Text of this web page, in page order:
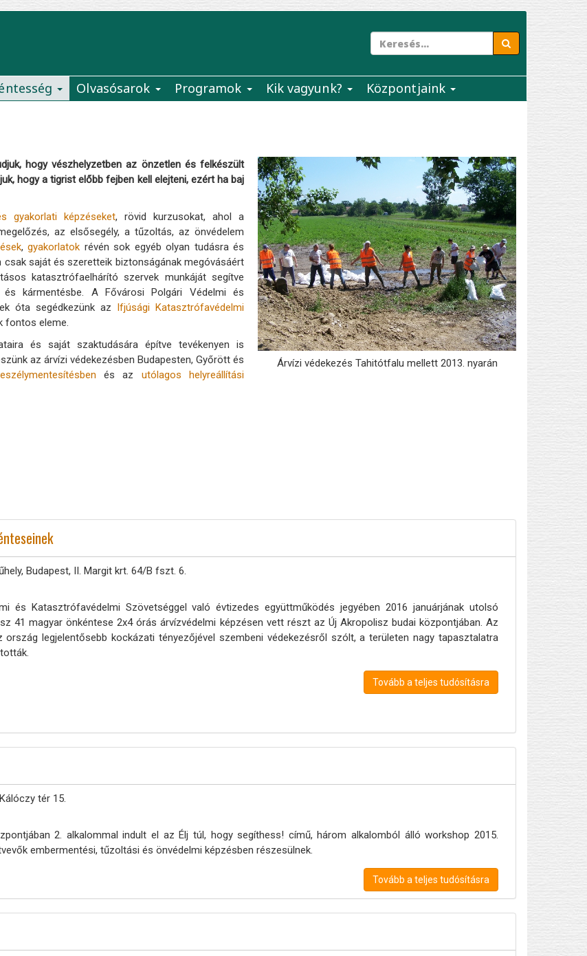
Olvasósarok Programok Kik vagyunk? Központjaink
Árvízi védekezés Tahitótfalu mellett 2013. nyarán
hogy vészhelyzetben az önzetlen és felkészült
hogy a tigrist előbb fejben kell elejteni, ezért ha baj
gyakorlati képzéseket, rövid kurzusokat, ahol a
az elsősegély, a tűzoltás, az önvédelem
,gyakorlatok révén sok egyéb olyan tudásra és
saját és szeretteik biztonságának megóvásáért
katasztrófaelhárító szervek munkáját segítve
kármentésbe. A Fővárosi Polgári Védelmi és
óta segédkezünk az Ifjúsági Katasztrófavédelmi
fontos eleme.
és saját szaktudására építve tevékenyen is
az árvízi védekezésben Budapesten, Győrött és
és az utólagos helyreállítási
Budapest, II. Margit krt. 64/B fszt. 6.
és Katasztrófavédelmi Szövetséggel való évtizedes együttműködés jegyében 2016 januárjának utolsó
41 magyar önkéntese 2x4 órás árvízvédelmi képzésen vett részt az Új Akropolisz budai központjában. Az
ország legjelentősebb kockázati tényezőjével szembeni védekezésről szólt, a területen nagy tapasztalatra
Tovább a teljes tudósításra
tér 15.
2. alkalommal indult el az Élj túl, hogy segíthess! című, három alkalomból álló workshop 2015.
embermentési, tűzoltási és önvédelmi képzésben részesülnek.
Tovább a teljes tudósításra